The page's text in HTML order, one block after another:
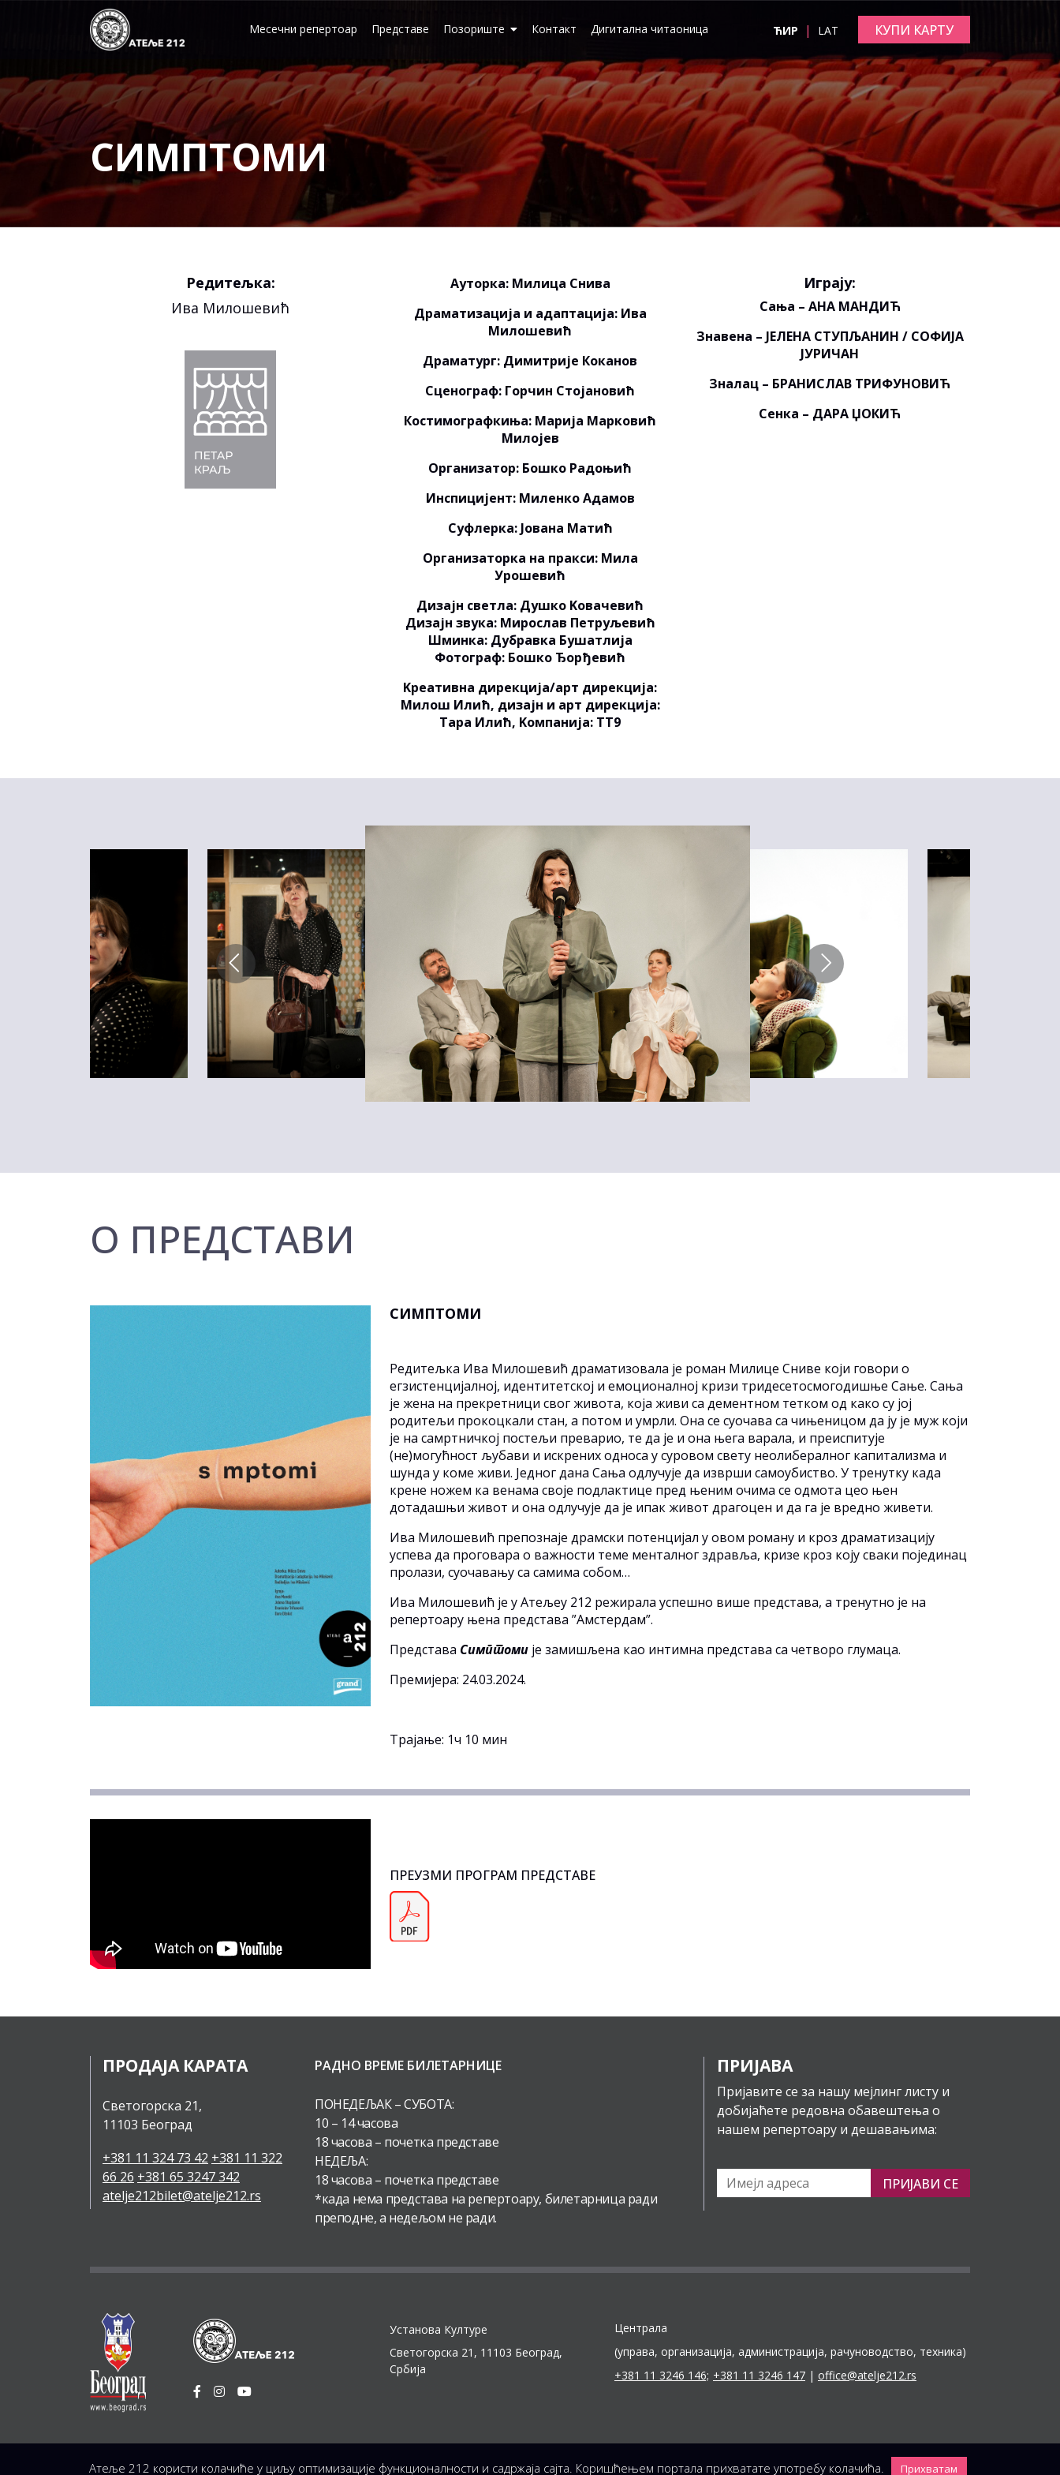
Месечни репертоар Представе Позориште Контакт Дигитална читаоница ЋИР | LAT КУПИ КАРТУ
СИМПТОМИ
Редитељка:
Ива Милошевић
Ауторка: Милица Снива
Драматизација и адаптација: Ива
Милошевић
Драматург: Димитрије Коканов
Сценограф: Горчин Стојановић
Костимографкиња: Марија Марковић
Милојев
Организатор: Бошко Радоњић
Инспицијент: Миленко Адамов
Суфлерка: Јована Матић
Организаторка на пракси: Мила
Урошевић
Дизајн светла: Душко Kовачевић
Дизајн звука: Мирослав Петруљевић
Шминка: Дубравка Бушатлија
Фотограф: Бошко Ђорђевић
Kреативна дирекција/арт дирекција:
Милош Илић, дизајн и арт дирекција:
Тара Илић, Kомпанија: ТТ9
Играју:
Сања – АНА МАНДИЋ
Знавена – ЈЕЛЕНА СТУПЉАНИН / СОФИЈА
ЈУРИЧАН
Зналац – БРАНИСЛАВ ТРИФУНОВИЋ
Сенка – ДАРА ЏОКИЋ
О ПРЕДСТАВИ
СИМПТОМИ
Редитељка Ива Милошевић драматизовала је роман Милице Сниве који говори о
егзистенцијалној, идентитетској и емоционалној кризи тридесетосмогодишње Сање. Сања
је жена на прекретници свог живота, која живи са дементном тетком од како су јој
родитељи прокоцкали стан, а потом и умрли. Она се суочава са чињеницом да ју је муж који
је на самртничкој постељи преварио, те да је и она њега вaрала, и преиспитује
(не)могућност љубави и искрених односа у суровом свету неолибералног капитализма и
шунда у коме живи. Једног дана Сања одлучује да изврши самоубиство. У тренутку када
крене ножем ка венама своје подлактице пред њеним очима се одмота цео њен
дотадашњи живот и она одлучује да је ипак живот драгоцен и да га је вредно живети.
Ива Милошевић препознаје драмски потенцијал у овом роману и кроз драматизацију
успева да проговара о важности теме менталног здравља, кризе кроз коју сваки појединац
пролази, суочавању са самима собом…
Ива Милошевић је у Атељеу 212 режирала успешно више представа, а тренутно је на
репертоару њена представа ”Амстердам”.
Представа Симптоми је замишљена као интимна представа са четворо глумаца.
Премијера: 24.03.2024.
Трајање: 1ч 10 мин
ПРЕУЗМИ ПРОГРАМ ПРЕДСТАВЕ
ПРОДАЈА КАРАТА
Светогорска 21,
11103 Београд
+381 11 324 73 42 +381 11 322
66 26 +381 65 3247 342
atelje212bilet@atelje212.rs
РАДНО ВРЕМЕ БИЛЕТАРНИЦЕ
ПОНЕДЕЉАК – СУБОТА:
10 – 14 часова
18 часова – почетка представе
НЕДЕЉА:
18 часова – почетка представе
*када нема представа на репертоару, билетарница ради
преподне, а недељом не ради.
ПРИЈАВА
Пријавите се за нашу мејлинг листу и
добијаћете редовна обавештења о
нашем репертоару и дешавањима:
ПРИЈАВИ СЕ
Установа Културе
Светогорска 21, 11103 Београд,
Србија
Централа
(управа, организација, администрација, рачуноводство, техника)
+381 11 3246 146; +381 11 3246 147 | office@atelje212.rs
Сва Права Задржана © 2026 Позориште Атеља 212 Продукција и подршка
Атеље 212 користи колачиће у циљу оптимизације функционалности и садржаја сајта. Коришћењем портала прихватате употребу колачића. Прихватам